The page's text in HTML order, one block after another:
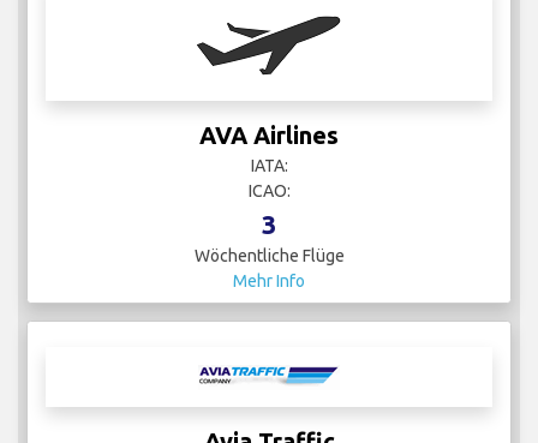
AVA Airlines
IATA:
ICAO:
3
Wöchentliche Flüge
Mehr Info